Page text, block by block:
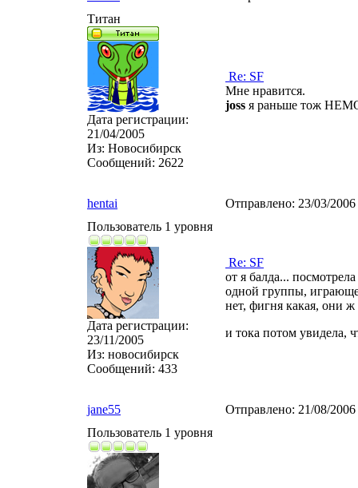
Титан
Дата регистрации:
21/04/2005
Из: Новосибирск
Сообщений: 2622
Re: SF
Мне нравится.
joss я раньше тож
hentai Отправлено: 23/03/
Пользователь 1 уровня
Дата регистрации:
23/11/2005
Из: новосибирск
Сообщений: 433
Re: SF
от я балда...
одной группы,
нет, фигня какая, они
и тока потом увидела,
jane55 Отправлено: 21/08/
Пользователь 1 уровня